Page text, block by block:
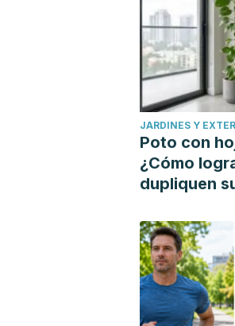
JARDINES Y
Poto con
¿Cómo
dupliquen